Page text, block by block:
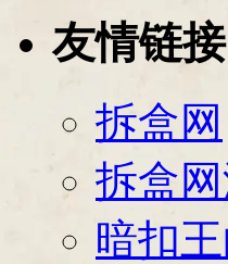
友情链接
拆盒网
拆盒
暗扣